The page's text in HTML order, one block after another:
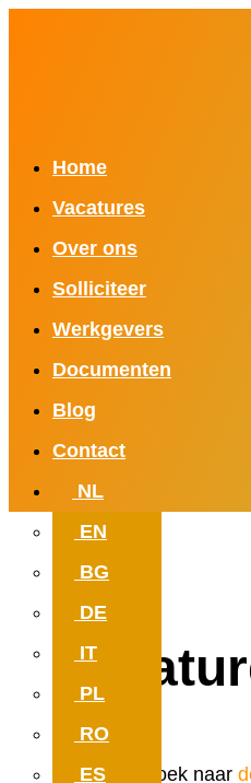
Home
Vacatures
Over ons
Solliciteer
Werkgevers
Documenten
Blog
Contact
NL
EN
BG
DE
IT
PL
RO
ES
jou.
Ben je op zoek naar